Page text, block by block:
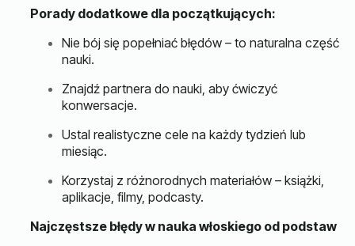
Porady dodatkowe dla początkujących:
Nie bój się popełniać błędów – to naturalna część
nauki.
Znajdź partnera do nauki, aby ćwiczyć
konwersacje.
Ustal realistyczne cele na każdy tydzień lub
miesiąc.
Korzystaj z różnorodnych materiałów – książki,
aplikacje, filmy, podcasty.
Najczęstsze błędy w nauka włoskiego od podstaw